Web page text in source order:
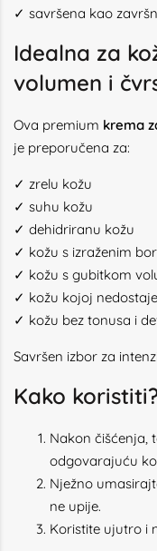
✓ savršena kao
Idealna za
volumen i
Ova premium krema
je preporučena za:
✓ zrelu kožu
✓ suhu kožu
✓ dehidriranu kožu
✓ kožu s izraženim
✓ kožu s gubitkom
✓ kožu kojoj
✓ kožu bez tonusa i
Savršen izbor za
Kako
Nakon čišćenja,
odgovarajuću
Nježno
ne upije.
Koristite ujutro i